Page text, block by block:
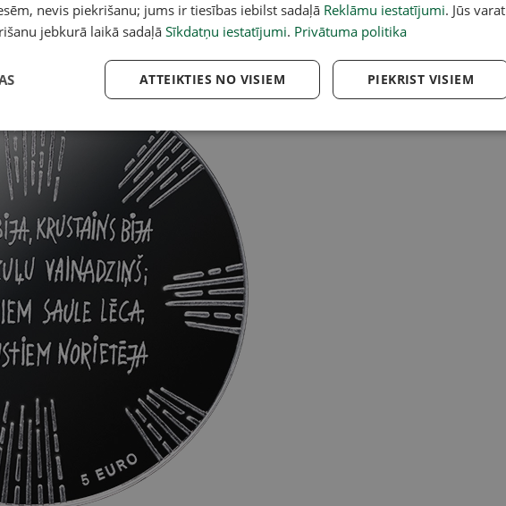
Ligita Franckeviča.
nevis piekrišanu; jums ir tiesības iebilst sadaļā Reklāmu iestatījumi. Jūs varat
jebkurā laikā sadaļāSīkdatņu iestatījumi. Privātuma politika
PIEKRIST VISIEM
ATTEIKTIES NO VISIEM